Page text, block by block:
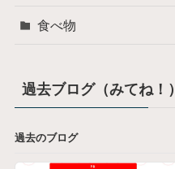
食べ物
過去ブログ（みてね！）
過去のブログ